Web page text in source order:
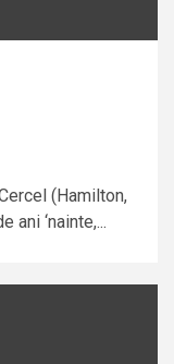
(Hamilton,
‘nainte,...